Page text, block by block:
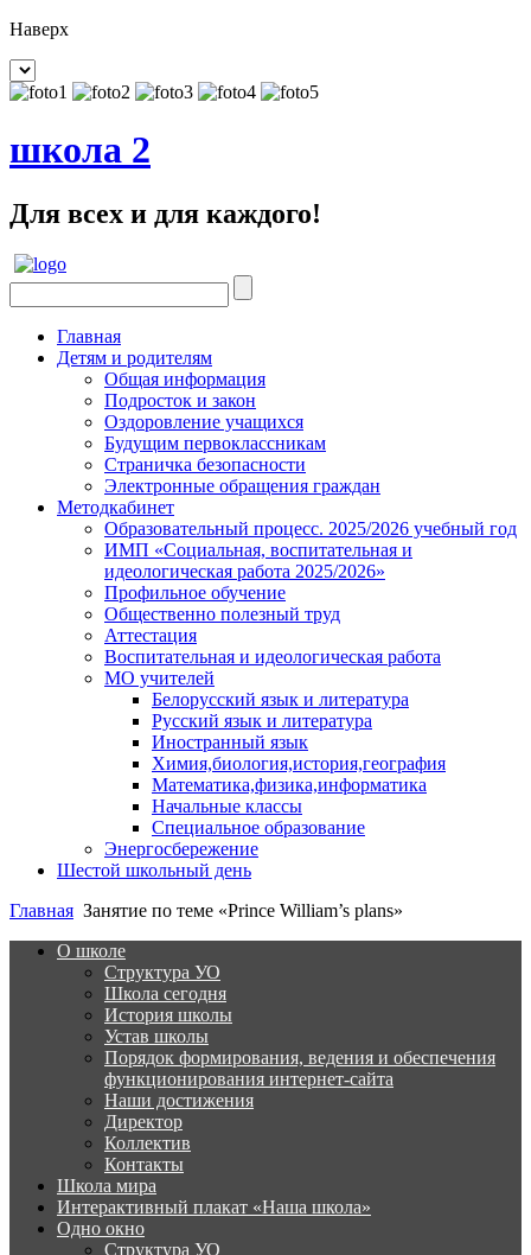
Наверх
школа 2
Для всех и для каждого!
Главная
Детям и родителям
Общая информация
Подросток и закон
Оздоровление учащихся
Будущим первоклассникам
Страничка безопасности
Электронные обращения граждан
Методкабинет
Образовательный процесс. 2025/2026 учебный год
ИМП «Социальная, воспитательная и
идеологическая работа 2025/2026»
Профильное обучение
Общественно полезный труд
Аттестация
Воспитательная и идеологическая работа
МО учителей
Белорусский язык и литература
Русский язык и литература
Иностранный язык
Химия,биология,история,география
Математика,физика,информатика
Начальные классы
Специальное образование
Энергосбережение
Шестой школьный день
Главная Занятие по теме «Prince William’s plans»
О школе
Структура УО
Школа сегодня
История школы
Устав школы
Порядок формирования, ведения и обеспечения
функционирования интернет-сайта
Наши достижения
Директор
Коллектив
Контакты
Школа мира
Интерактивный плакат «Наша школа»
Одно окно
Структура УО